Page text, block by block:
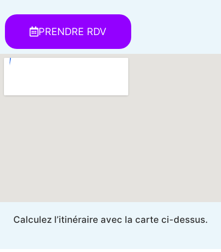
PRENDRE RDV
Calculez l’itinéraire avec la carte ci-dessus.